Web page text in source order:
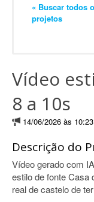
« Buscar todos
projetos
Vídeo
8 a 10s
14/06/2026 às 10:23
Descrição do
Vídeo gerado com
estilo de fonte Casa
real de castelo de